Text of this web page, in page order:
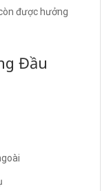
được hưởng
Đầu